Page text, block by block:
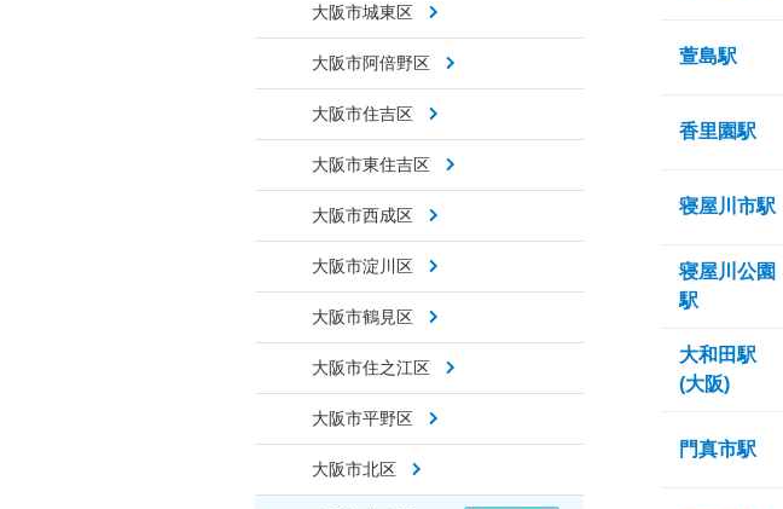
大阪市城東区
大阪市阿倍野区
大阪市住吉区
大阪市東住吉区
大阪市西成区
大阪市淀川区
大阪市鶴見区
大阪市住之江区
大阪市平野区
大阪市北区
萱島駅
香里園駅
寝屋川市駅
寝屋川公園
駅
大和田駅
(大阪)
門真市駅